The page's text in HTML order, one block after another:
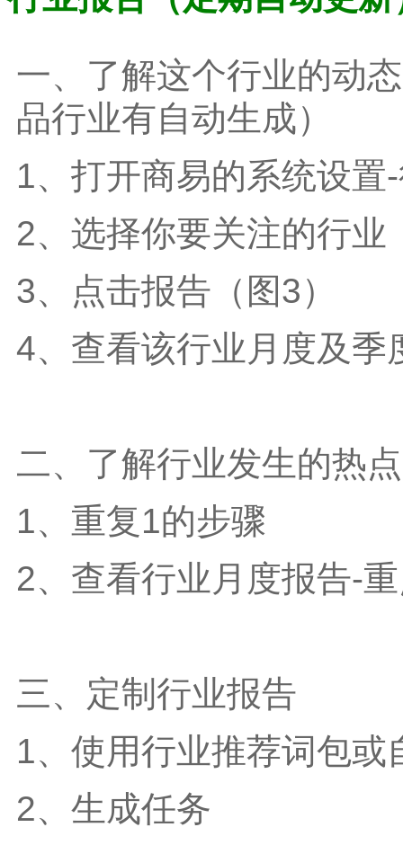
一、了解这个行业的动
品行业有自动生成）
1、打开商易的系统设置
2、选择你要关注的行业
3、点击报告（图3）
4、查看该行业月度及季
二、了解行业发生的热点
1、重复1的步骤
2、查看行业月度报告-
三、定制行业报告
1、使用行业推荐词包或
2、生成任务